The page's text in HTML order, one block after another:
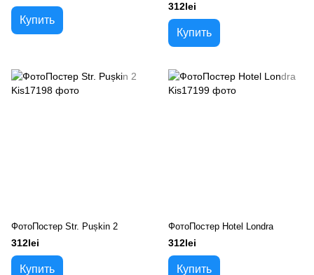
Купить
312lei
Купить
ФотоПостер Str. Pușkin 2
312lei
Купить
ФотоПостер Hotel Londra
312lei
Купить